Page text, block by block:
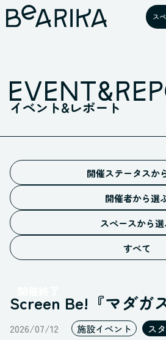
ス
イベント&レポート
開催ステータスか
予告
募集中
開催中
満員御礼
開催終了
すべてのステー
開催者から選
施設イベント
お客様イベン
すべての開催者
スペースから
ホール
スタジオ
ギャラリー
オープンスペ
すべて
Screen Be!『マダガ
2026/07/12 施設イベント ス